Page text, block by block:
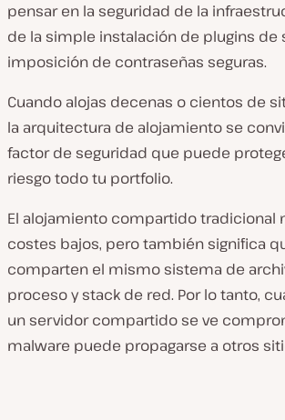
pensar en la seguridad de la
de la simple instalación de plugins de
imposición de contraseñas seguras.
Cuando alojas decenas o cientos de
la arquitectura de alojamiento se
factor de seguridad que puede
riesgo todo tu portfolio.
El alojamiento compartido tradicional
costes bajos, pero también significa
comparten el mismo sistema de
proceso y stack de red. Por lo tanto,
un servidor compartido se ve
malware puede propagarse a otros